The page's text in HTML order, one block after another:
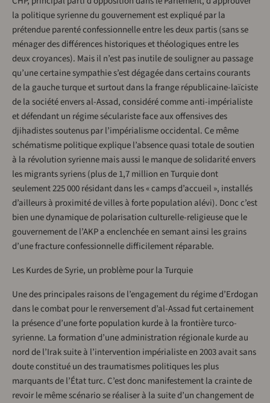
la politique syrienne du gouvernement est expliqué par la
prétendue parenté confessionnelle entre les deux partis (sans se
ménager des différences historiques et théologiques entre les
deux croyances). Mais il n’est pas inutile de souligner au passage
qu’une certaine sympathie s’est dégagée dans certains courants
de la gauche turque et surtout dans la frange républicaine-laïciste
de la société envers al-Assad, considéré comme anti-impérialiste
et défendant un régime séculariste face aux offensives des
djihadistes soutenus par l’impérialisme occidental. Ce même
schématisme politique explique l’absence quasi totale de soutien
à la révolution syrienne mais aussi le manque de solidarité envers
les migrants syriens (plus de 1,7 million en Turquie dont
seulement 225 000 résidant dans les « camps d’accueil », installés
d’ailleurs à proximité de villes à forte population alévi). Donc c’est
bien une dynamique de polarisation culturelle-religieuse que le
gouvernement de l’AKP a enclenchée en semant ainsi les grains
d’une fracture confessionnelle difficilement réparable.
Les Kurdes de Syrie, un problème pour la Turquie
Une des principales raisons de l’engagement du régime d’Erdogan
dans le combat pour le renversement d’al-Assad fut certainement
la présence d’une forte population kurde à la frontière turco-
syrienne. La formation d’une administration régionale kurde au
nord de l’Irak suite à l’intervention impérialiste en 2003 avait sans
doute constitué un des traumatismes politiques les plus
marquants de l’État turc. C’est donc manifestement la crainte de
revoir le même scénario se réaliser à la suite d’un changement de